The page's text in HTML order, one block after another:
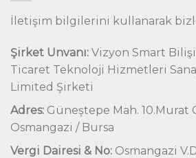
İletişim bilgilerini kullanarak
Şirket Unvanı: Vizyon Smart
Ticaret Teknoloji Hizmetleri
Limited Şirketi
Adres: Güneştepe Mah. 10.Murat
Osmangazi / Bursa
Vergi Dairesi & No: Osmangazi